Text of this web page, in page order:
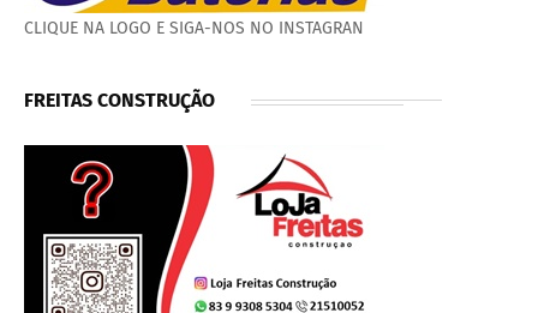
CLIQUE NA LOGO E SIGA-NOS NO INSTAGRAN
FREITAS CONSTRUÇÃO